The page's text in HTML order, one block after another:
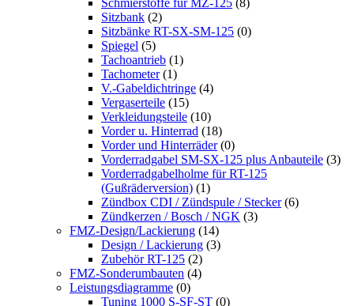
Schmierstoffe für MZ-125 (8)
Sitzbank (2)
Sitzbänke RT-SX-SM-125 (0)
Spiegel (5)
Tachoantrieb (1)
Tachometer (1)
V.-Gabeldichtringe (4)
Vergaserteile (15)
Verkleidungsteile (10)
Vorder u. Hinterrad (18)
Vorder und Hinterräder (0)
Vorderradgabel SM-SX-125 plus Anbauteile (3)
Vorderradgabelholme für RT-125
(Gußräderversion) (1)
Zündbox CDI / Zündspule / Stecker (6)
Zündkerzen / Bosch / NGK (3)
FMZ-Design/Lackierung (14)
Design / Lackierung (3)
Zubehör RT-125 (2)
FMZ-Sonderumbauten (4)
Leistungsdiagramme (0)
Tuning 1000 S-SF-ST (0)